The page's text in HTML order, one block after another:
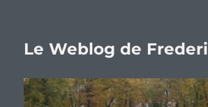
Le Weblog de